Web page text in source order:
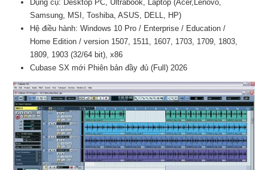
Dụng cụ: Desktop PC, Ultrabook, Laptop (Acer,Lenovo,
Samsung, MSI, Toshiba, ASUS, DELL, HP)
Hệ điều hành: Windows 10 Pro / Enterprise / Education /
Home Edition / version 1507, 1511, 1607, 1703, 1709, 1803,
1809, 1903 (32/64 bit), x86
Cubase SX mới Phiên bản đầy đủ (Full) 2026